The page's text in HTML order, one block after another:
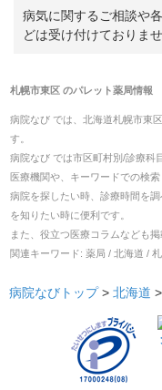
病気に関するご相談や
どは受け付けておりませ
札幌市東区のパレット薬局情報
病院なび では、 北海道札幌市東区
す。
病院なび では市区町村別/診療科
医療機関や、キーワードでの検索
病院を探したい時、診療時間を
を知りたい時に便利です。
また、役立つ医療コラムなども
関連キーワード: 薬局 / 北海道 /
病院なびトップ > 北海道 >